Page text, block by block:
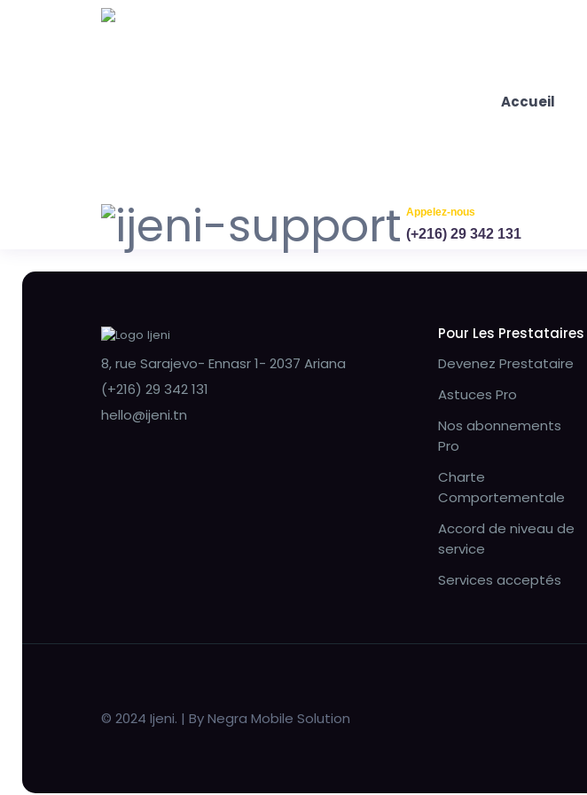
Accueil
Appelez-nous
(+216) 29 342 131
8, rue Sarajevo- Ennasr 1- 2037 Ariana
(+216) 29 342 131
hello@ijeni.tn
Pour Les Prestataires
Devenez Prestataire
Astuces Pro
Nos abonnements
Pro
Charte
Comportementale
Accord de niveau de
service
Services acceptés
© 2024 Ijeni. | By Negra Mobile Solution